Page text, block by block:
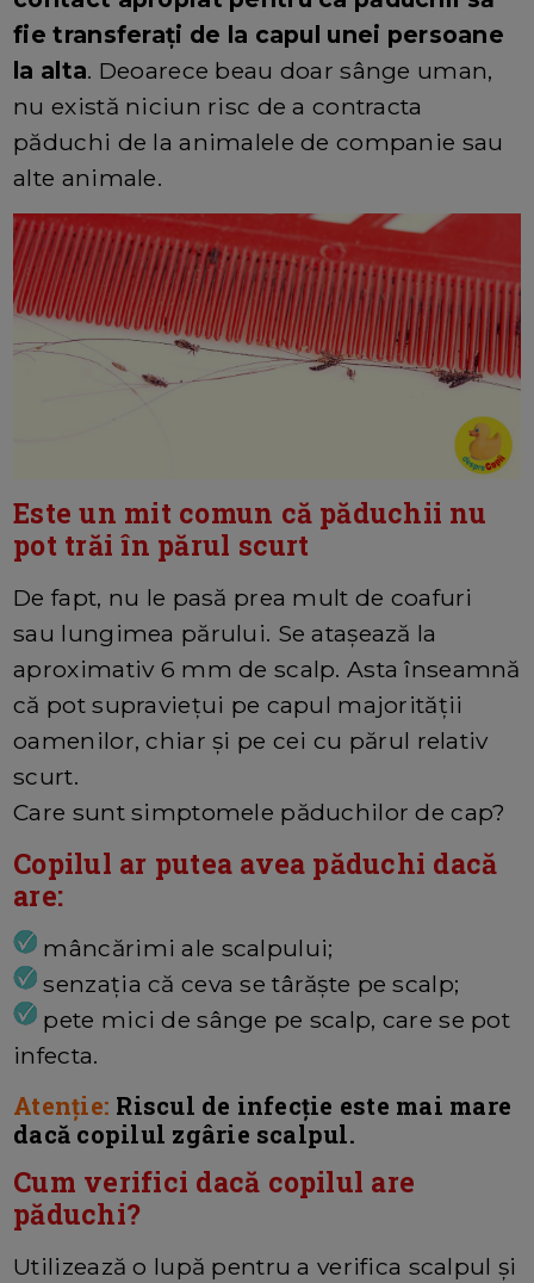
fie transferați de la capul unei persoane
la alta. Deoarece beau doar sânge uman,
nu există niciun risc de a contracta
păduchi de la animalele de companie sau
alte animale.
Este un mit comun că păduchii nu
pot trăi în părul scurt
De fapt, nu le pasă prea mult de coafuri
sau lungimea părului. Se atașează la
aproximativ 6 mm de scalp. Asta înseamnă
că pot supraviețui pe capul majorității
oamenilor, chiar și pe cei cu părul relativ
scurt.
Care sunt simptomele păduchilor de cap?
Copilul ar putea avea păduchi dacă
are:
mâncărimi ale scalpului;
senzația că ceva se târăște pe scalp;
pete mici de sânge pe scalp, care se pot
infecta.
Atenție: Riscul de infecție este mai mare
dacă copilul zgârie scalpul.
Cum verifici dacă copilul are
păduchi?
Utilizează o lupă pentru a verifica scalpul și